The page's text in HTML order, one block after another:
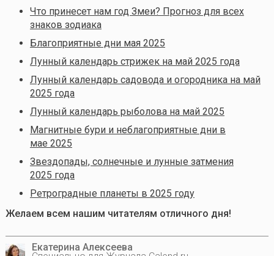
Что принесет нам год Змеи? Прогноз для всех
знаков зодиака
Благоприятные дни мая 2025
Лунный календарь стрижек на май 2025 года
Лунный календарь садовода и огородника на май
2025 года
Лунный календарь рыболова на май 2025
Магнитные бури и неблагоприятные дни в
мае 2025
Звездопады, солнечные и лунные затмения
2025 года
Ретроградные планеты в 2025 году
Желаем всем нашим читателям отличного дня!
Екатерина Алексеева